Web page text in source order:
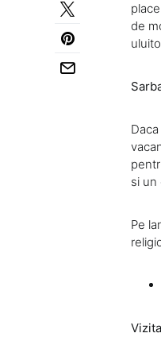
de
si un
Pe